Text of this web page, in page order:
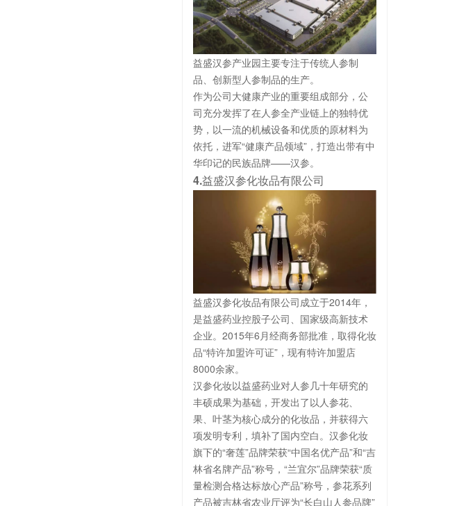
益盛汉参产业园主要专注于传统人参制
品、创新型人参制品的生产。
作为公司大健康产业的重要组成部分，公
司充分发挥了在人参全产业链上的独特优
势，以一流的机械设备和优质的原材料为
依托，进军“健康产品领域”，打造出带有中
华印记的民族品牌——汉参。
4.益盛汉参化妆品有限公司
益盛汉参化妆品有限公司成立于2014年，
是益盛药业控股子公司、国家级高新技术
企业。2015年6月经商务部批准，取得化妆
品“特许加盟许可证”，现有特许加盟店
8000余家。
汉参化妆以益盛药业对人参几十年研究的
丰硕成果为基础，开发出了以人参花、
果、叶茎为核心成分的化妆品，并获得六
项发明专利，填补了国内空白。汉参化妆
旗下的“奢莲”品牌荣获“中国名优产品”和“吉
林省名牌产品”称号，“兰宜尔”品牌荣获“质
量检测合格达标放心产品”称号，参花系列
产品被吉林省农业厅评为“长白山人参品牌”